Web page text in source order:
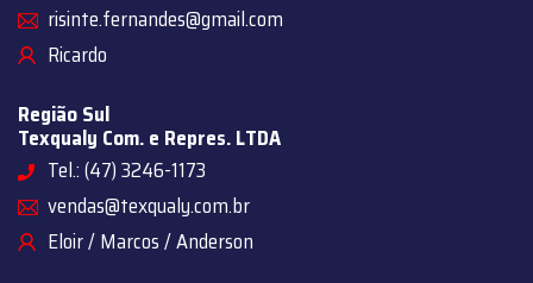
risinte.fernandes@gmail.com
Ricardo
Região Sul
Texqualy Com. e Repres. LTDA
Tel.: (47) 3246-1173
vendas@texqualy.com.br
Eloir / Marcos / Anderson